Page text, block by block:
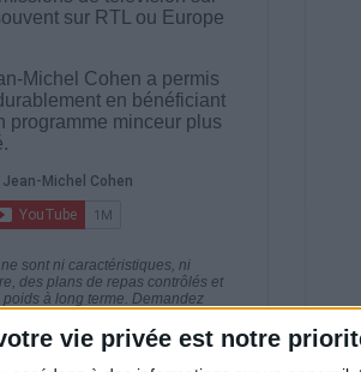
vie privée est notre
sur RTL ou Europe
Michel Cohen a permis
en bénéficiant
programme minceur plus
sont ni caractéristiques, ni
des plans de repas contrôlés et
à long terme. Demandez
amincissant, un programme